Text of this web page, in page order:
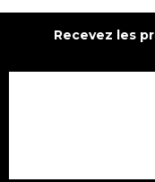
Recevez les